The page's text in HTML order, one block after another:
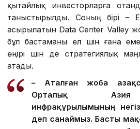
қытайлық инвесторларға
таныстырылды. Соның бірі –
асырылатын Data Center Valley
бұл бастаманы ел үшін ғана
өңірі үшін де стратегиялық
атады.
– Аталған жоба
Орталық
инфрақұрылымының
деп санаймыз. Басты